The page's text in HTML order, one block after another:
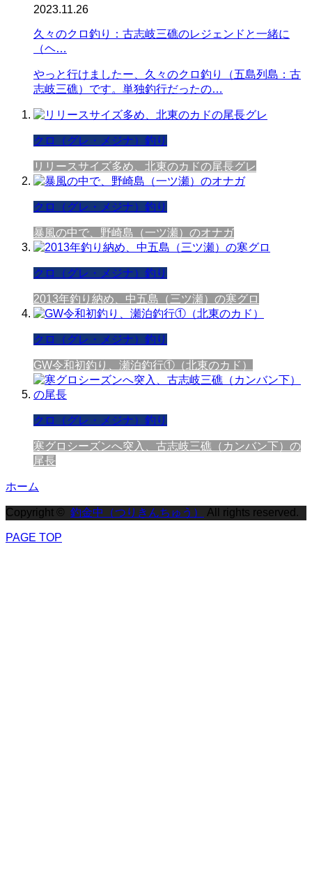
2023.11.26
久々のクロ釣り：古志岐三礁のレジェンドと一緒に
（ヘ…
やっと行けましたー、久々のクロ釣り（五島列島：古
志岐三礁）です。単独釣行だったの…
クロ（グレ・メジナ）釣り
リリースサイズ多め、北東のカドの尾長グレ
クロ（グレ・メジナ）釣り
暴風の中で、野崎島（一ツ瀬）のオナガ
クロ（グレ・メジナ）釣り
2013年釣り納め、中五島（三ツ瀬）の寒グロ
クロ（グレ・メジナ）釣り
GW令和初釣り、瀬泊釣行①（北東のカド）
クロ（グレ・メジナ）釣り
寒グロシーズンへ突入、古志岐三礁（カンバン下）の
尾長
ホーム
Copyright © 釣金中（つりきんちゅう） All rights reserved.
PAGE TOP